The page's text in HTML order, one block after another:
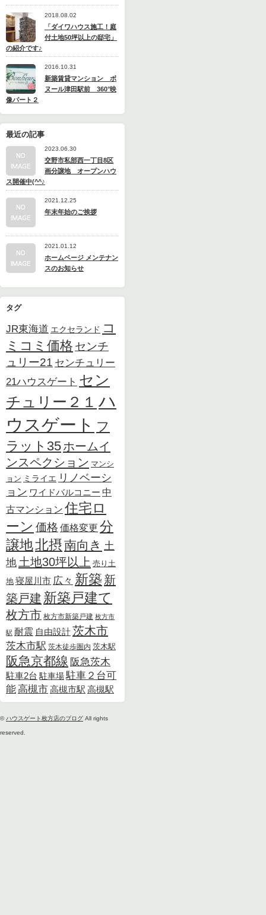
2018.08.02
「ダイワハウス施工！庭
付土地50坪以上の邸宅」
の紹介です♪
2016.10.31
新築賃貸マンション ボ
ヌール津田駅前 360°映
像パート２
最近の記事
2023.06.30
交野市私部西一丁目8区
画分譲地 オープンハウ
ス開催中(^^♪
2021.12.25
年末年始のご挨拶
2021.01.12
ホームページ メンテナン
スのお知らせ
タグ
JR東海道 エクセランド コ
ミコミ価格 センチ
ュリー21 センチュリー
21ハウスゲート セン
チュリー２１ ハ
ウスゲート フ
ラット35ホームイ
ンスペクション マンシ
ョン ミライエ リノベーシ
ョン ワイドバルコニー 中
古マンション 住宅ロ
ーン 価格 価格変更 分
譲地北摂南向き 土
地 土地30坪以上 売り土
地 寝屋川市 広々 新築 新
築戸建 新築戸建て
枚方市 枚方市新築戸建 枚方市
駅 耐震 自由設計茨木市
茨木市駅 茨木徒歩圏内 茨木駅
阪急京都線 阪急茨木
駐車2台 駐車場駐車２台可
能高槻市高槻市駅 高槻駅
©ハウスゲート枚方店のブログ All rights
reserved.